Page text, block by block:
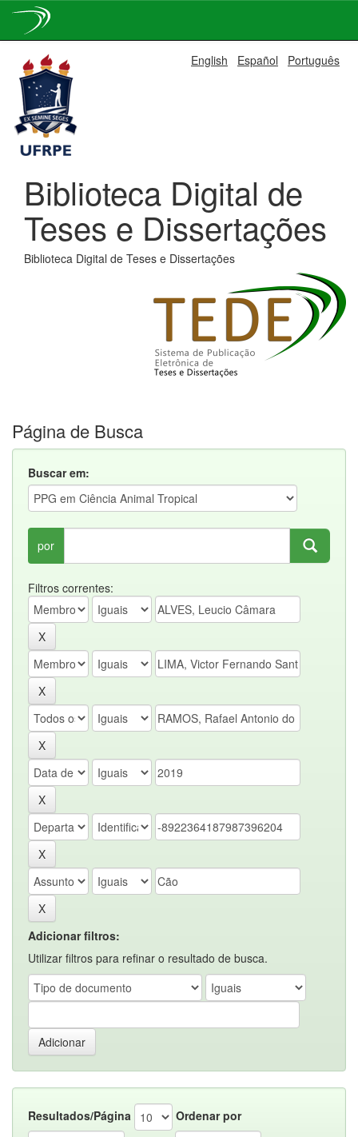
navigation
English Español Português
Biblioteca Digital de
Teses e Dissertações
Biblioteca Digital de Teses e Dissertações
Página de Busca
Buscar em:
por
Filtros correntes:
Adicionar filtros:
Utilizar filtros para refinar o resultado de busca.
Resultados/Página
Ordenar por